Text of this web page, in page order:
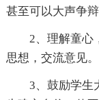
甚至可以大声争辩
2、理解童心
思想，交流意见。
3、鼓励学生